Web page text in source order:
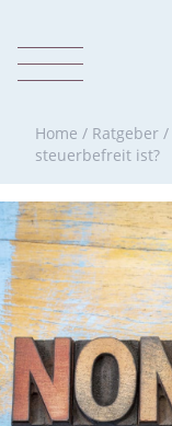
Home / Ratgeber /
steuerbefreit ist?